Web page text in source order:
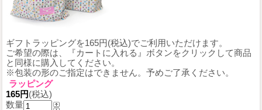
ギフトラッピングを165円(税込)でご利用いただけます。
ご希望の際は、『カートに入れる』ボタンをクリックして商品
と同様に購入してください。
※包装の形のご指定はできません。予めご了承ください。
ラッピング
165円(税込)
数量